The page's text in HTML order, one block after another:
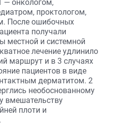
— онкологом,
проктологом,
После ошибочных
получали
местной и системной
лечение удлинило
маршрут и в 3 случаях
пациентов в виде
дерматитом. 2
необоснованному
вмешательству
плоти и